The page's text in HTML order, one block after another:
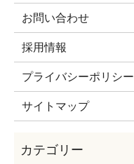
お問い合わせ
採用情報
プライバシーポリシー
サイトマップ